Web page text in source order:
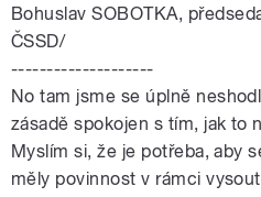
Bohuslav SOBOTKA,
ČSSD/
--------------------
No tam jsme se úplně
zásadě spokojen s tím, jak to
Myslím si, že je potřeba, aby
měly povinnost v rámci